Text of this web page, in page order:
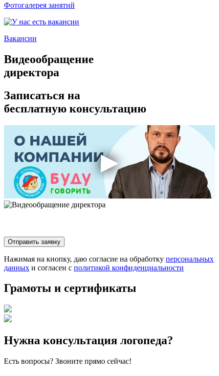
Фотогалерея занятий
Вакансии
Видеообращение
директора
Записаться на
бесплатную консультацию
Нажимая на кнопку, даю согласие на обработку персональных
данных и согласен с политикой конфиденциальности
Грамоты и сертификаты
Нужна консультация логопеда?
Есть вопросы? Звоните прямо сейчас!